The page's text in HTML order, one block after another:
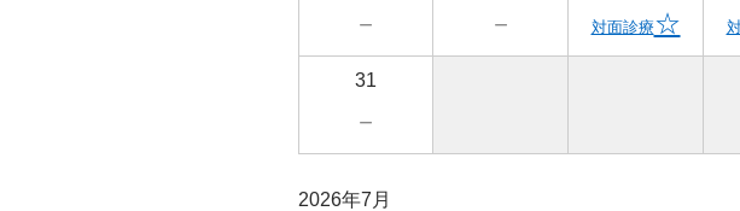
－ － 対面診療☆
31
－
2026年7月